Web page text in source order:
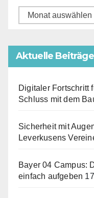
Beitragsarchive
Aktuelle Beiträge
Digitaler Fortschritt
Schluss mit dem
Sicherheit mit
Leverkusens
Bayer 04 Campus:
einfach aufgeben